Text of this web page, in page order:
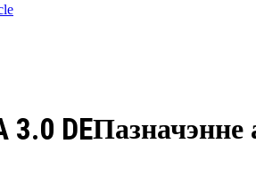
Пазначэнне
3.0 DE